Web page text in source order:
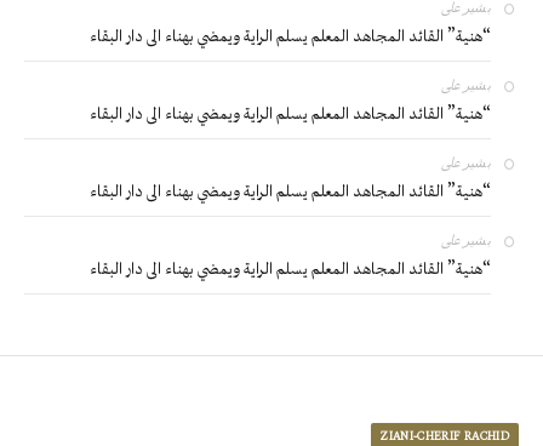
بشير على
“هنية” القائد المجاهد المعلم يسلم الراية ويمضي بهناء الى دار البقاء
بشير على
“هنية” القائد المجاهد المعلم يسلم الراية ويمضي بهناء الى دار البقاء
بشير على
“هنية” القائد المجاهد المعلم يسلم الراية ويمضي بهناء الى دار البقاء
بشير على
“هنية” القائد المجاهد المعلم يسلم الراية ويمضي بهناء الى دار البقاء
ZIANI-CHERIF RACHID